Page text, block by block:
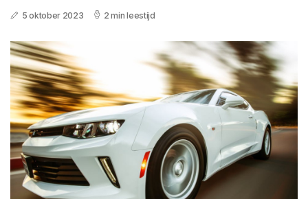
5 oktober 2023 2 min leestijd